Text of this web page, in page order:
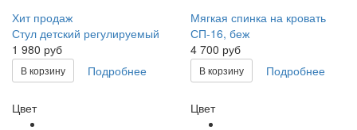
Хит продаж
Стул детский регулируемый
1 980 руб
В корзину Подробнее
Цвет
Мягкая спинка на кровать
СП-16, беж
4 700 руб
В корзину Подробнее
Цвет